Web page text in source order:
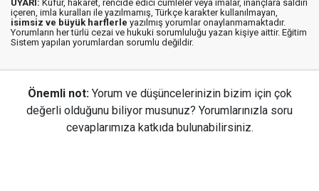
UYARI: Küfür, hakaret, rencide edici cümleler veya imalar, inançlara saldırı
içeren, imla kuralları ile yazılmamış, Türkçe karakter kullanılmayan,
isimsiz ve büyük harflerle yazılmış yorumlar onaylanmamaktadır.
Yorumların her türlü cezai ve hukuki sorumluluğu yazan kişiye aittir. Eğitim
Sistem yapılan yorumlardan sorumlu değildir.
Önemli not: Yorum ve düşüncelerinizin bizim için çok
değerli olduğunu biliyor musunuz? Yorumlarınızla soru
cevaplarımıza katkıda bulunabilirsiniz.